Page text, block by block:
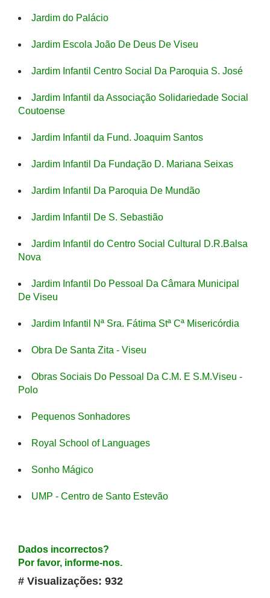
Jardim do Palácio
Jardim Escola João De Deus De Viseu
Jardim Infantil Centro Social Da Paroquia S. José
Jardim Infantil da Associação Solidariedade Social
Coutoense
Jardim Infantil da Fund. Joaquim Santos
Jardim Infantil Da Fundação D. Mariana Seixas
Jardim Infantil Da Paroquia De Mundão
Jardim Infantil De S. Sebastião
Jardim Infantil do Centro Social Cultural D.R.Balsa
Nova
Jardim Infantil Do Pessoal Da Câmara Municipal
De Viseu
Jardim Infantil Nª Sra. Fátima Stª Cª Misericórdia
Obra De Santa Zita - Viseu
Obras Sociais Do Pessoal Da C.M. E S.M.Viseu -
Polo
Pequenos Sonhadores
Royal School of Languages
Sonho Mágico
UMP - Centro de Santo Estevão
Dados incorrectos?
Por favor, informe-nos.
# Visualizações: 932